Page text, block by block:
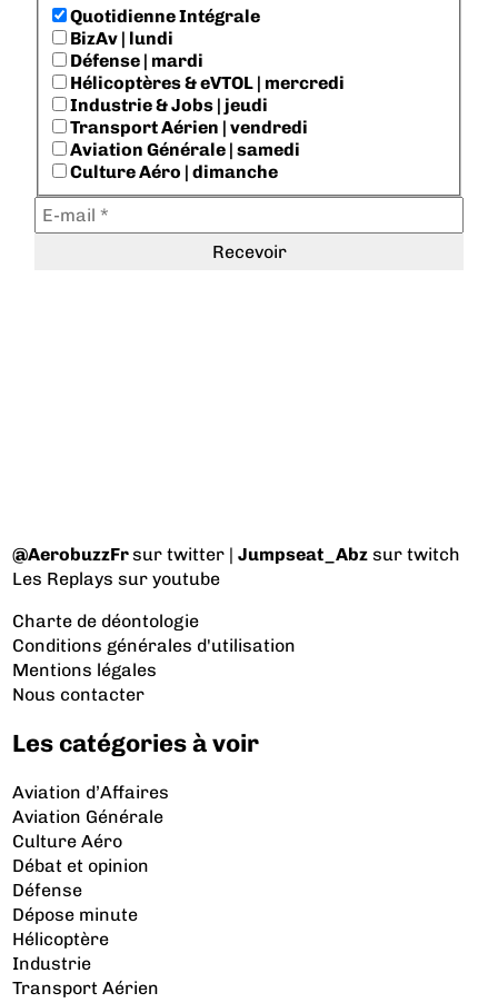
Quotidienne Intégrale
BizAv | lundi
Défense | mardi
Hélicoptères & eVTOL | mercredi
Industrie & Jobs | jeudi
Transport Aérien | vendredi
Aviation Générale | samedi
Culture Aéro | dimanche
@AerobuzzFrsur twitter |Jumpseat_Abz sur twitch
Les Replays sur youtube
Charte de déontologie
Conditions générales d'utilisation
Mentions légales
Nous contacter
Les catégories à voir
Aviation d’Affaires
Aviation Générale
Culture Aéro
Débat et opinion
Défense
Dépose minute
Hélicoptère
Industrie
Transport Aérien